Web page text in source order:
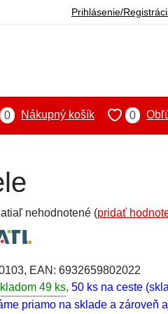
Prihlásenie/
0
0 Nákupný košík
nehodnotené (pridať
EAN: 6932659802022
49 ks, 50 ks na ceste
priamo na sklade a zároveň